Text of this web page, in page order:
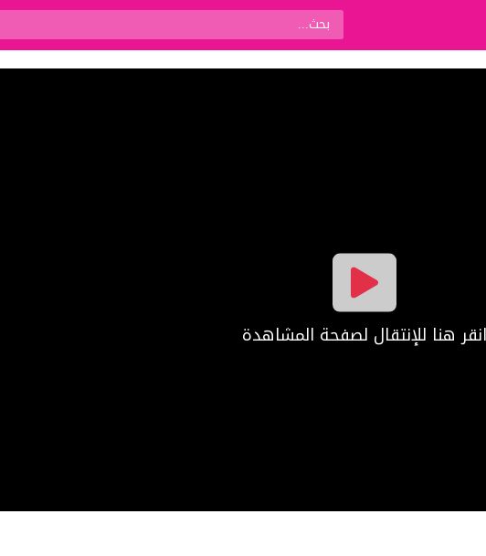
انقر هنا للإنتقال لصفحة المشاهدة